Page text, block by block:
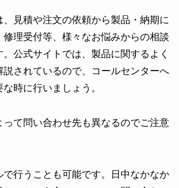
、見積や注文の依頼から製品・納期に
修理受付等、様々なお悩みからの相談
公式サイトでは、製品に関するよく
説されているので、コールセンターへ
時に行いましょう。
って問い合わせ先も異なるのでご注意
で行うことも可能です。日中なかなか